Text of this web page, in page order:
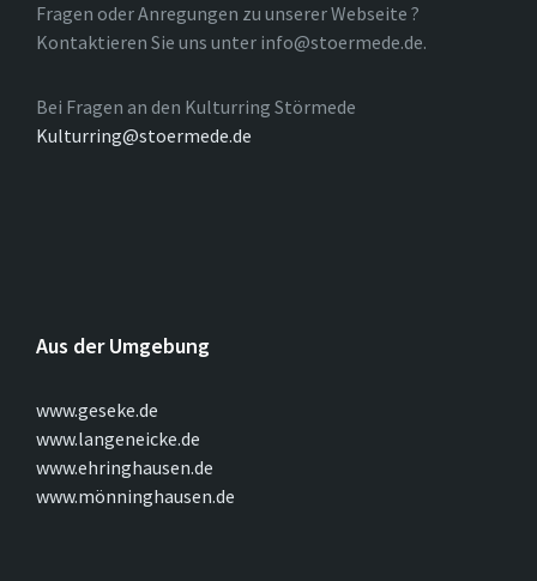
Fragen oder Anregungen zu unserer Webseite ?
Kontaktieren Sie uns unter info@stoermede.de.
Bei Fragen an den Kulturring Störmede
Kulturring@stoermede.de
Aus der Umgebung
www.geseke.de
www.langeneicke.de
www.ehringhausen.de
www.mönninghausen.de